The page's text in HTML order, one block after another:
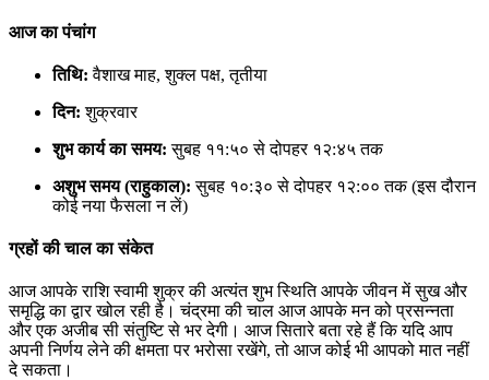
आज का पंचांग
तिथि: वैशाख माह, शुक्ल पक्ष, तृतीया
दिन: शुक्रवार
शुभ कार्य का समय: सुबह ११:५० से दोपहर १२:४५ तक
अशुभ समय (राहुकाल): सुबह १०:३० से दोपहर १२:०० तक (इस दौरान
कोई नया फैसला न लें)
ग्रहों की चाल का संकेत
आज आपके राशि स्वामी शुक्र की अत्यंत शुभ स्थिति आपके जीवन में सुख और
समृद्धि का द्वार खोल रही है। चंद्रमा की चाल आज आपके मन को प्रसन्नता
और एक अजीब सी संतुष्टि से भर देगी। आज सितारे बता रहे हैं कि यदि आप
अपनी निर्णय लेने की क्षमता पर भरोसा रखेंगे, तो आज कोई भी आपको मात नहीं
दे सकता।